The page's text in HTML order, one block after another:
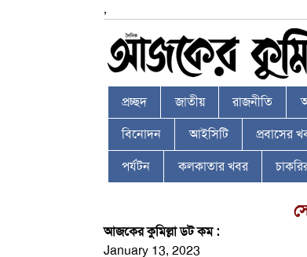
,
প্রচ্ছদ জাতীয় রাজনীতি
বিনোদন আইসিটি প্রবাসের
পর্যটন কলকাতার খবর
আজকের কুমিল্লা ডট কম :
January 13, 2023